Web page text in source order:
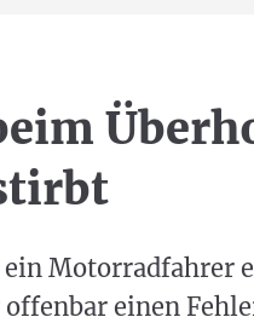
Motorradfahrer
einen